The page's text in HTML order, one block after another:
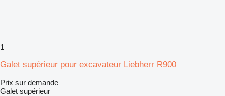
1
Galet supérieur pour excavateur Liebherr R900
Prix sur demande
Galet supérieur